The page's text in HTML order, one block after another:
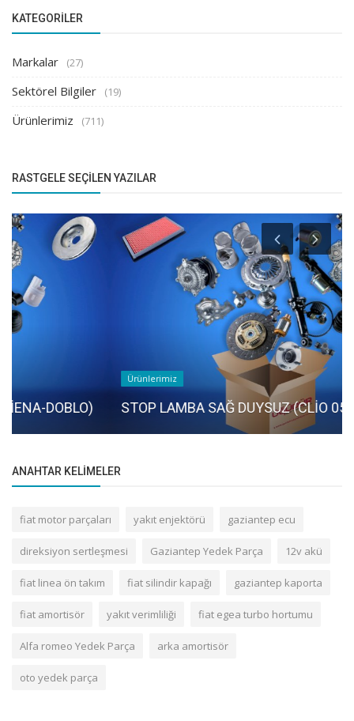
KATEGORILER
Markalar (27)
Sektörel Bilgiler (19)
Ürünlerimiz (711)
RASTGELE SEÇILEN YAZILAR
STOP LAMBA SAĞ DUYSUZ (CLİO 05>)
ANAHTAR KELIMELER
fiat motor parçaları yakıt enjektörü gaziantep ecu
direksiyon sertleşmesi Gaziantep Yedek Parça 12v akü
fiat linea ön takım fiat silindir kapağı gaziantep kaporta
fiat amortisör yakıt verimliliği fiat egea turbo hortumu
Alfa romeo Yedek Parça arka amortisör
oto yedek parça